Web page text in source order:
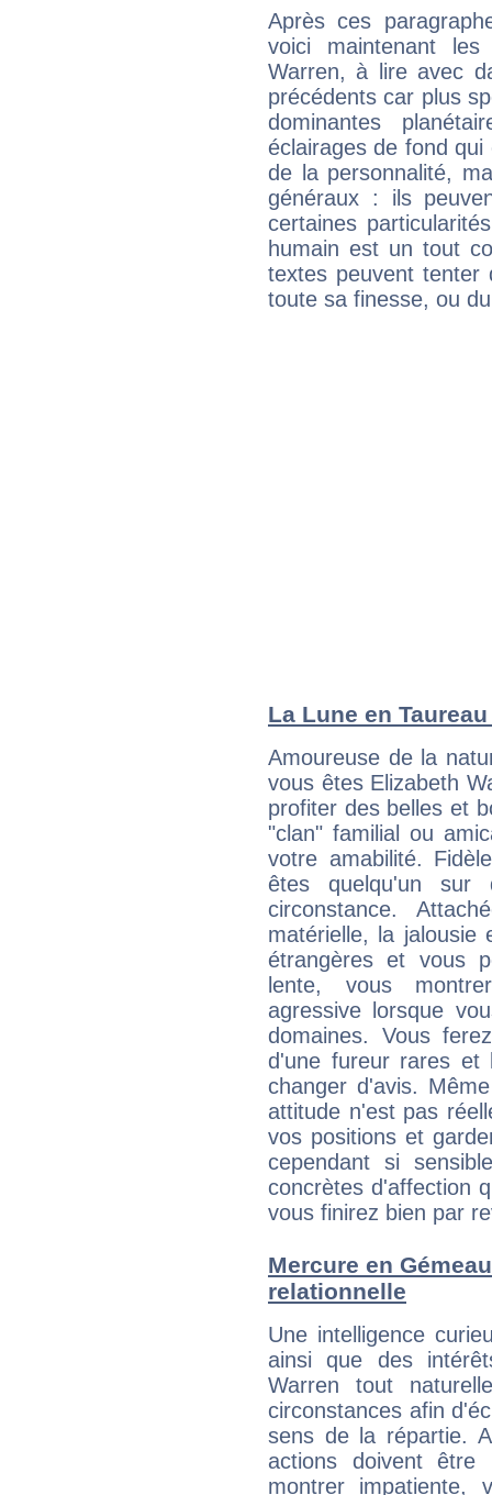
Après ces
voici maintenant les
Warren, à lire avec
précédents car plus
dominantes
éclairages de fond
de la personnalité,
généraux : ils
certaines
humain est un tout
textes peuvent tenter
toute sa finesse, ou
La Lune en
Amoureuse de la
vous êtes Elizabeth
profiter des belles et
"clan" familial ou
votre amabilité.
êtes quelqu'un
circonstance.
matérielle, la jalousie
étrangères et vous
lente, vous
agressive lorsque
domaines. Vous
d'une fureur rares et
changer d'avis.
attitude n'est pas
vos positions et
cependant si
concrètes d'affection
vous finirez bien par
Mercure en
relationnelle
Une intelligence
ainsi que des
Warren tout
circonstances afin
sens de la répartie.
actions doivent
montrer impatiente,